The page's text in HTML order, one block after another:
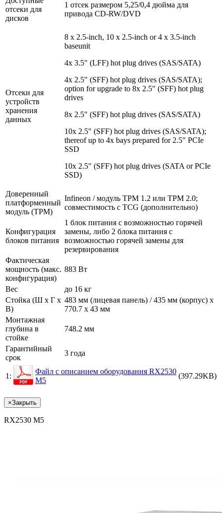
отсеки для
дисков
1 отсек размером 5,25/0,4 дюйма для
привода CD-RW/DVD
Отсеки для
устройств
хранения
данных
8 x 2.5-inch, 10 x 2.5-inch or 4 x 3.5-inch
baseunit
4x 3.5" (LFF) hot plug drives (SAS/SATA)
4x 2.5" (SFF) hot plug drives (SAS/SATA);
option for upgrade to 8x 2.5" (SFF) hot plug
drives
8x 2.5" (SFF) hot plug drives (SAS/SATA)
10x 2.5" (SFF) hot plug drives (SAS/SATA);
thereof up to 4x bays prepared for 2.5" PCIe
SSD
10x 2.5" (SFF) hot plug drives (SATA or PCIe
SSD)
Доверенный
платформенный
модуль (TPM)
Infineon / модуль TPM 1.2 или TPM 2.0;
совместимость с TCG (дополнительно)
Конфигурация
блоков питания
1 блок питания с возможностью горячей
замены, либо 2 блока питания с
возможностью горячей замены для
резервирования
Фактическая
мощность (макс.
конфигурация)
883 Вт
Вес
до 16 кг
Стойка (Ш x Г x
В)
483 мм (лицевая панель) / 435 мм (корпус) x
770.7 x 43 мм
Монтажная
глубина в
стойке
748.2 мм
Гарантийный
срок
3 года
1:
Файл с описанием оборудования RX2530
M5
(397.29KB)
×Закрыть
RX2530 M5